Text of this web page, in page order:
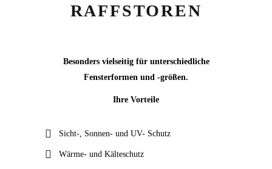
RAFFSTOREN
Besonders vielseitig für unterschiedliche
Fensterformen und -größen.
Ihre Vorteile
Sicht-, Sonnen- und UV- Schutz
Wärme- und Kälteschutz